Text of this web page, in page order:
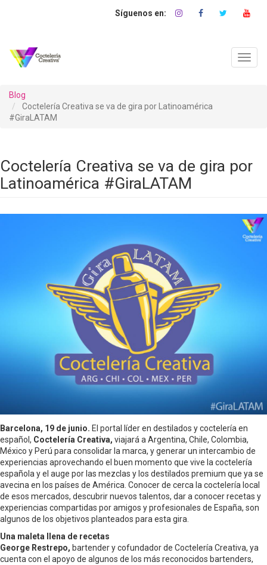
Blog
Coctelería Creativa se va de gira por Latinoamérica
#GiraLATAM
Coctelería Creativa se va de gira por
Latinoamérica #GiraLATAM
Barcelona, 19 de junio. El portal líder en destilados y coctelería en
español, Coctelería Creativa, viajará a Argentina, Chile, Colombia,
México y Perú para consolidar la marca, y generar un intercambio de
experiencias aprovechando el buen momento que vive la coctelería
española y el auge por las mezclas y los destilados premium que ya se
avecina en los países de América. Conocer de cerca la coctelería local
de esos mercados, descubrir nuevos talentos, dar a conocer recetas y
experiencias compartidas por amigos y profesionales de España, son
algunos de los objetivos planteados para esta gira.
Una maleta llena de recetas
George Restrepo, bartender y cofundador de Coctelería Creativa, ya
cuenta con el apoyo de algunos de los más reconocidos bartenders,